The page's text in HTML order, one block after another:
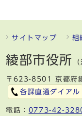
サイトマップ 組
綾部市役所
〒623-8501 京都府
各課直通ダイアル
電話： 0773-42-